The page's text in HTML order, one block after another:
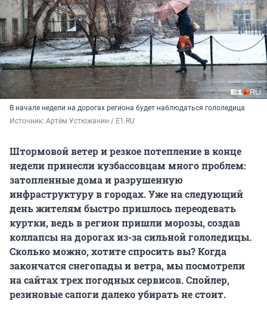
В начале недели на дорогах региона будет наблюдаться гололедица
Источник: Артём Устюжанин / E1.RU
Штормовой ветер и резкое потепление в конце
недели принесли кузбассовцам много проблем:
затопленные дома и разрушенную
инфраструктуру в городах. Уже на следующий
день жителям быстро пришлось переодевать
куртки, ведь в регион пришли морозы, создав
коллапсы на дорогах из-за сильной гололедицы.
Сколько можно, хотите спросить вы? Когда
закончатся снегопады и ветра, мы посмотрели
на сайтах трех погодных сервисов. Спойлер,
резиновые сапоги далеко убирать не стоит.